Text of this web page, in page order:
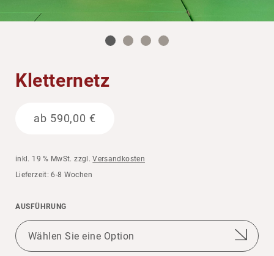
Klet­ter­netz
ab 590,00€
inkl. 19 % MwSt. zzgl.Versandkosten
Liefer­zeit: 6-8 Wochen
AUSFÜH­RUNG